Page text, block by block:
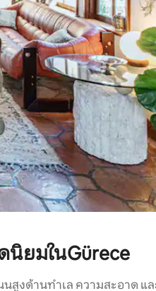
ยมในGürece
สูงด้านทำเล ความสะอาด แ